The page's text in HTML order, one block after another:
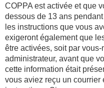
COPPA est activée et que
dessous de 13 ans
les instructions que vous
exigeront également que
être activées, soit par
administrateur, avant que
cette information était
vous aviez reçu un